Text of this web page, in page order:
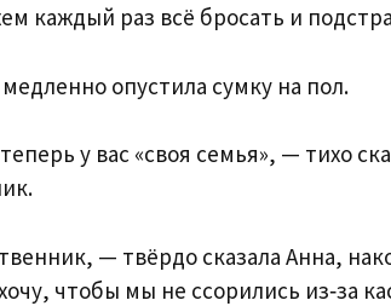
каждый раз всё бросать и
опустила сумку на пол.
у вас «своя семья», — тихо
— твёрдо сказала Анна,
чтобы мы не ссорились из‑за